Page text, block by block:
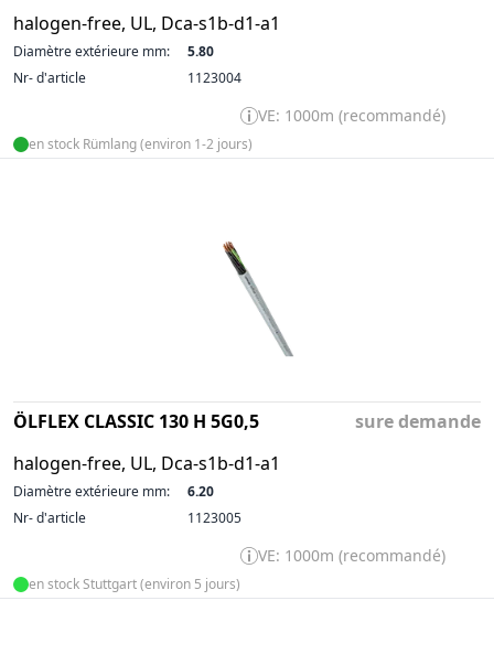
halogen-free, UL, Dca-s1b-d1-a1
Diamètre extérieure mm:
5.80
Nr- d'article
1123004
VE: 1000m (recommandé)
en stock Rümlang (environ 1-2 jours)
ÖLFLEX CLASSIC 130 H 5G0,5
halogen-free, UL, Dca-s1b-d1-a1
sure demande
Diamètre extérieure mm:
6.20
Nr- d'article
1123005
VE: 1000m (recommandé)
en stock Stuttgart (environ 5 jours)